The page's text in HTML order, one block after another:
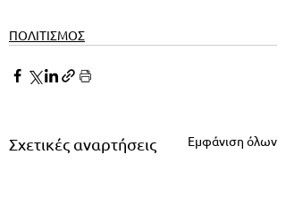
ΠΟΛΙΤΙΣΜΟΣ
Σχετικές αναρτήσεις Εμφάνιση όλων